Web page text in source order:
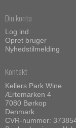
Din konto
Log ind
Opret bruger
Nyhedstilmelding
Kontakt
Kellers Park Wine
Ærtemarken 4
7080 Børkop
Denmark
CVR-nummer: